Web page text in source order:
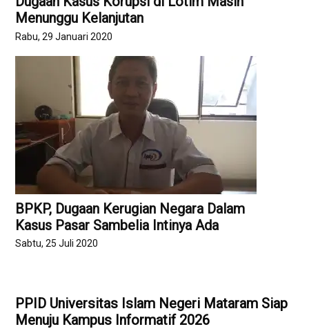
Menunggu Kelanjutan
Rabu, 29 Januari 2020
BPKP, Dugaan Kerugian Negara Dalam
Kasus Pasar Sambelia Intinya Ada
Sabtu, 25 Juli 2020
PPID Universitas Islam Negeri Mataram Siap
Menuju Kampus Informatif 2026